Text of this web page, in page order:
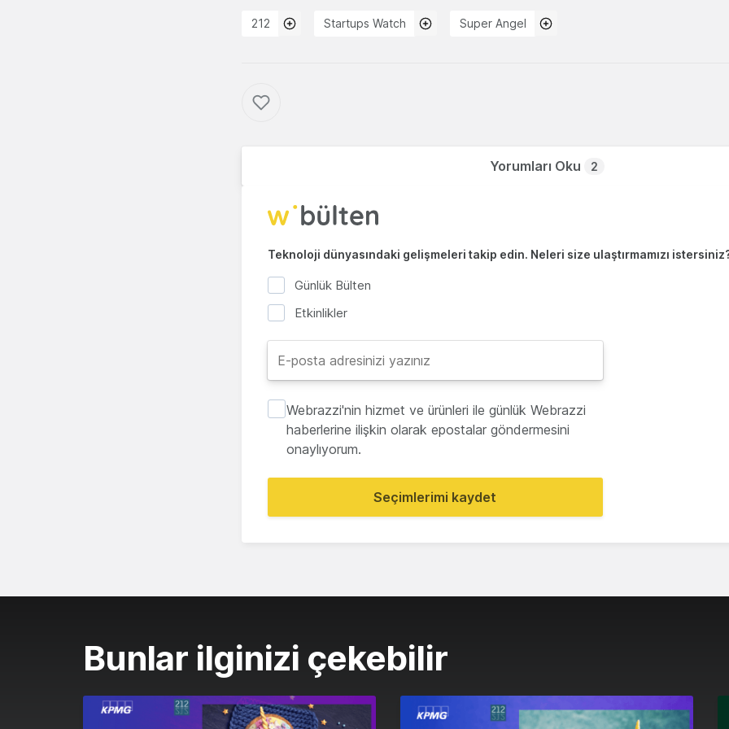
212 Startups Watch Super Angel
Yorumları Oku 2
Teknoloji dünyasındaki gelişmeleri takip edin. Neleri size ulaştırmamızı
Günlük Bülten
Etkinlikler
Webrazzi'nin hizmet ve ürünleri ile günlük Webrazzi
haberlerine ilişkin olarak epostalar göndermesini
onaylıyorum.
Seçimlerimi kaydet
Bunlar ilginizi çekebilir